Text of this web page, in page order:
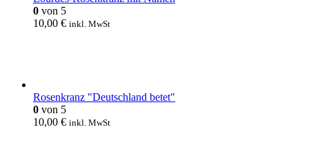
0 von 5
10,00 € inkl. MwSt
Rosenkranz "Deutschland betet"
0 von 5
10,00 € inkl. MwSt